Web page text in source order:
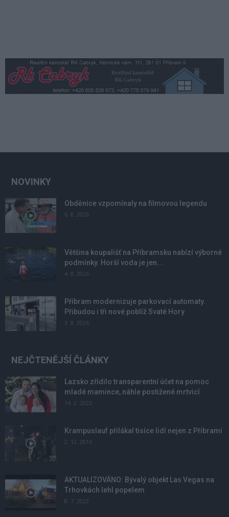
NOVINKY
Obděnice vzpomínaly na filmovou legendu
6. 8. 2026
Většina koupališť na Příbramsku nabízí výborné
podmínky. Horší voda je jen...
4. 8. 2026
Příbram modernizuje parkovací automaty.
Přibudou i tři nové poblíž Svaté Hory
3. 8. 2026
NEJČTENĚJŠÍ ČLÁNKY
Lazsko zřídilo transparentní účet na pomoc
mladé mamince, náhle postižené mrtvicí
14. 2. 2023
Krampuslauf přilákal tisíce lidí nejen z Příbrami
2. 12. 2016
AKTUALIZOVÁNO: Bývalý objekt Las Vegas na
Trhovkách lehl popelem
8. 7. 2023